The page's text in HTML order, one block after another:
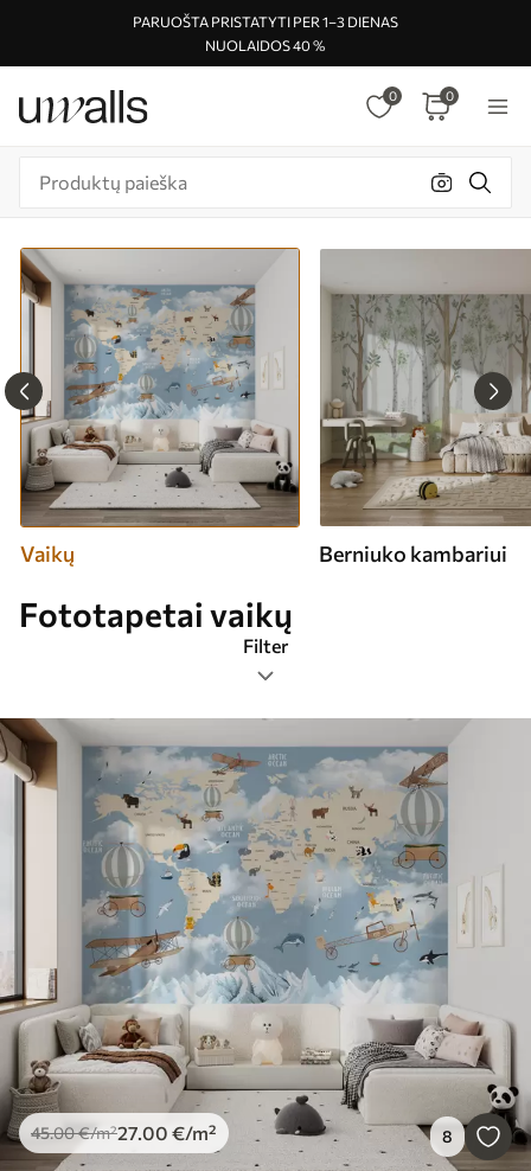
PARUOŠTA PRISTATYTI PER 1–3 DIENAS
NUOLAIDOS 40 %
0 0
Vaikų Berniuko kambariui
Fototapetai vaikų
Filter
Žymos
Vaizdo formatas
Spalva
Išmanusis
Viską iš naujo nustatyti
45.00€/m²27.00 €/m² 8